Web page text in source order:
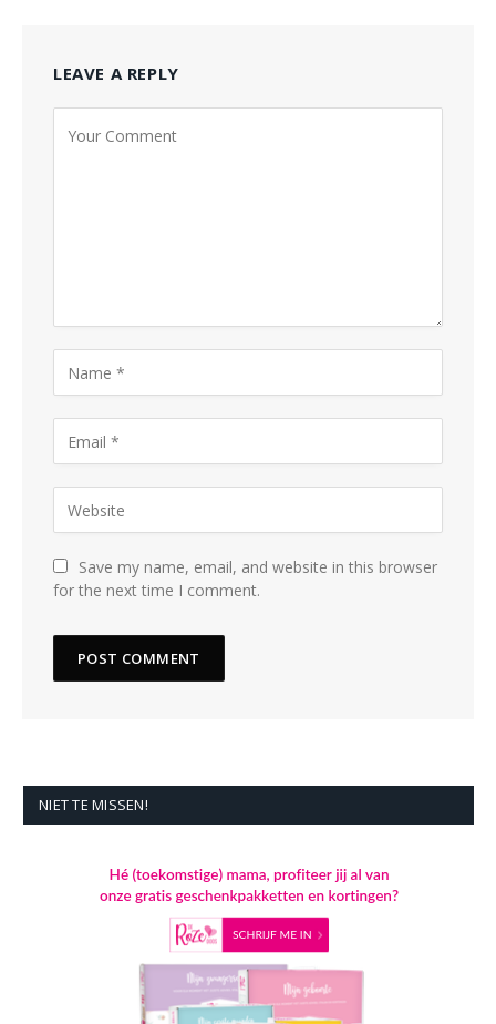
LEAVE A REPLY
Save my name, email, and website in this browser
for the next time I comment.
NIET TE MISSEN!